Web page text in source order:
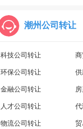
潮州公司转让
科技公司转让
环保公司转让
金融公司转让
人才公司转让
物流公司转让